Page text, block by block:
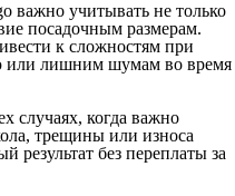
важно учитывать не только
посадочным размерам.
к сложностям при
или лишним шумам во время
случаях, когда важно
трещины или износа
результат без переплаты за